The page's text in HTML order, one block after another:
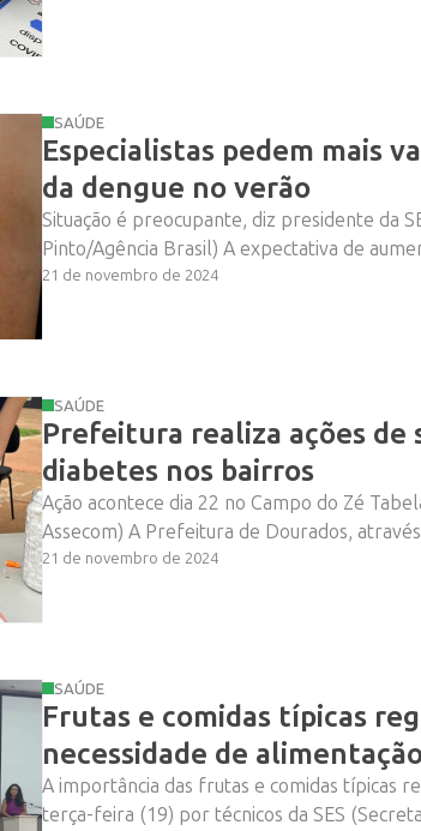
SAÚDE
Especialistas pedem mais
da dengue no verão
Situação é preocupante, diz presidente da
Pinto/Agência Brasil) A expectativa de
21 de novembro de 2024
SAÚDE
Prefeitura realiza ações de
diabetes nos bairros
Ação acontece dia 22 no Campo do Zé
Assecom) A Prefeitura de Dourados,
21 de novembro de 2024
SAÚDE
Frutas e comidas típicas
necessidade de
A importância das frutas e comidas típicas
terça-feira (19) por técnicos da SES